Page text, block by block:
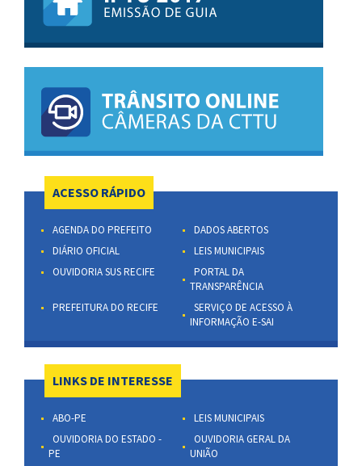
ACESSO RÁPIDO
AGENDA DO PREFEITO
DADOS ABERTOS
DIÁRIO OFICIAL
LEIS MUNICIPAIS
OUVIDORIA SUS RECIFE
PORTAL DA
TRANSPARÊNCIA
PREFEITURA DO RECIFE
SERVIÇO DE ACESSO À
INFORMAÇÃO E-SAI
LINKS DE INTERESSE
ABO-PE
LEIS MUNICIPAIS
OUVIDORIA DO ESTADO -
PE
OUVIDORIA GERAL DA
UNIÃO